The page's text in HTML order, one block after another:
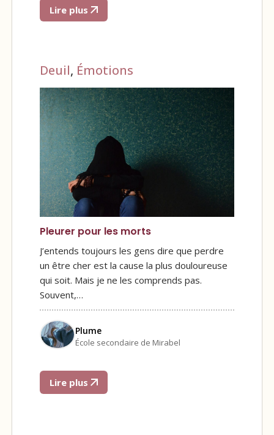
Lire plus
Deuil, Émotions
Pleurer pour les morts
J’entends toujours les gens dire que perdre
un être cher est la cause la plus douloureuse
qui soit. Mais je ne les comprends pas.
Souvent,…
Plume
École secondaire de Mirabel
Lire plus